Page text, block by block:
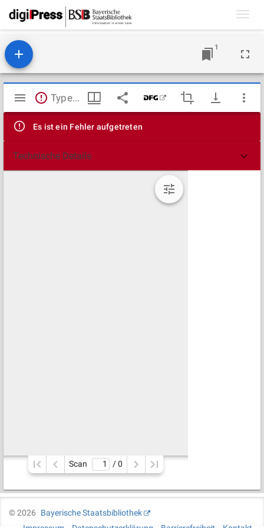
1
Mirador
Viewer
TypeError: Failed to fetch
Es ist ein Fehler aufgetreten
Technische Details
Scan / 0
©2026
Bayerische Staatsbibliothek